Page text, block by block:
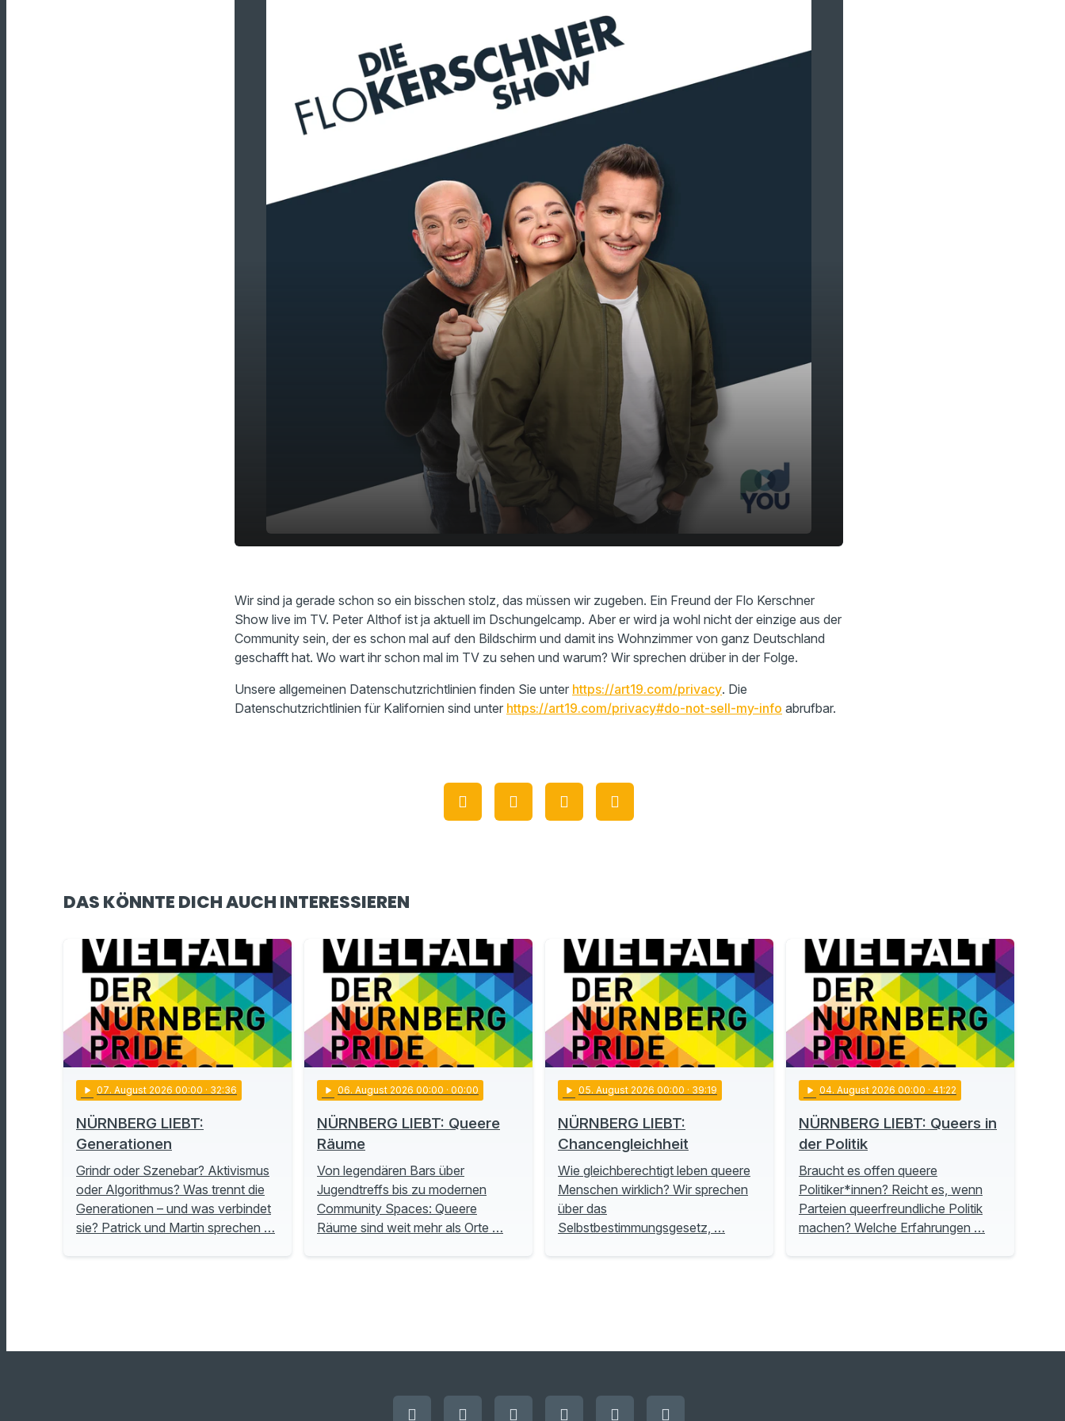
Wir sind ja gerade schon so ein bisschen stolz, das müssen wir zugeben. Ein Freund der Flo Kerschner
Show live im TV. Peter Althof ist ja aktuell im Dschungelcamp. Aber er wird ja wohl nicht der einzige aus der
Community sein, der es schon mal auf den Bildschirm und damit ins Wohnzimmer von ganz Deutschland
geschafft hat. Wo wart ihr schon mal im TV zu sehen und warum? Wir sprechen drüber in der Folge.
Unsere allgemeinen Datenschutzrichtlinien finden Sie unter https://art19.com/privacy. Die
Datenschutzrichtlinien für Kalifornien sind unter https://art19.com/privacy#do-not-sell-my-info abrufbar.
DAS KÖNNTE DICH AUCH INTERESSIEREN
play_arrow 07. August 2026 00:00 · 32:36
NÜRNBERG LIEBT:
Generationen
Grindr oder Szenebar? Aktivismus
oder Algorithmus? Was trennt die
Generationen – und was verbindet
sie? Patrick und Martin sprechen …
play_arrow 06. August 2026 00:00 · 00:00
NÜRNBERG LIEBT: Queere
Räume
Von legendären Bars über
Jugendtreffs bis zu modernen
Community Spaces: Queere
Räume sind weit mehr als Orte …
play_arrow 05. August 2026 00:00 · 39:19
NÜRNBERG LIEBT:
Chancengleichheit
Wie gleichberechtigt leben queere
Menschen wirklich? Wir sprechen
über das
Selbstbestimmungsgesetz, …
play_arrow 04. August 2026 00:00 · 41:22
NÜRNBERG LIEBT: Queers in
der Politik
Braucht es offen queere
Politiker*innen? Reicht es, wenn
Parteien queerfreundliche Politik
machen? Welche Erfahrungen …